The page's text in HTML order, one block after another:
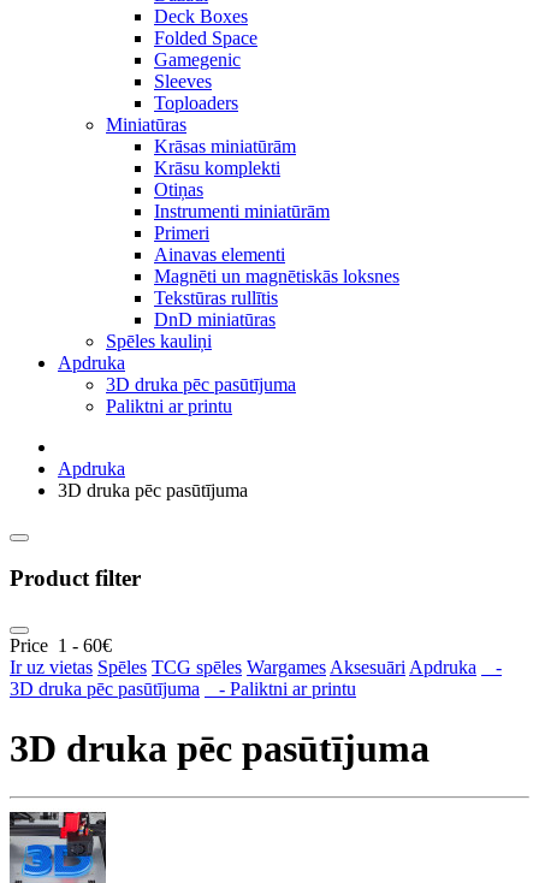
Deck Boxes
Folded Space
Gamegenic
Sleeves
Toploaders
Miniatūras
Krāsas miniatūrām
Krāsu komplekti
Otiņas
Instrumenti miniatūrām
Primeri
Ainavas elementi
Magnēti un magnētiskās loksnes
Tekstūras rullītis
DnD miniatūras
Spēles kauliņi
Apdruka
3D druka pēc pasūtījuma
Paliktni ar printu
Apdruka
3D druka pēc pasūtījuma
Product filter
Price 1 - 60€
Ir uz vietas Spēles TCG spēles WargamesAksesuāriApdruka
-
3D druka pēc pasūtījuma
- Paliktni ar printu
3D druka pēc pasūtījuma